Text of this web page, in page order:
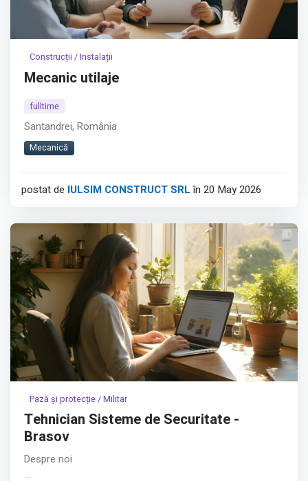
Construcții / Instalații
Mecanic utilaje
fulltime
Santandrei, România
Mecanică
postat de IULSIM CONSTRUCT SRL în 20 May 2026
Pază și protecție / Militar
Tehnician Sisteme de Securitate -
Brasov
Despre noi